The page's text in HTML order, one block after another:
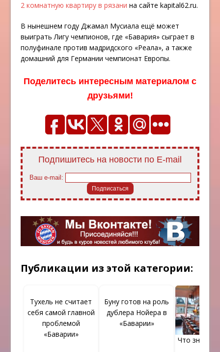
2 комнатную квартиру в рязани на сайте kapital62.ru.
В нынешнем году Джамал Мусиала ещё может
выиграть Лигу чемпионов, где «Бавария» сыграет в
полуфинале против мадридского «Реала», а также
домашний для Германии чемпионат Европы.
Поделитесь интересным материалом с
друзьями!
Подпишитесь на новости по E-mail
Ваш e-mail:
Публикации из этой категории:
Тухель не считает
себя самой главной
проблемой
«Баварии»
Буну готов на роль
дублера Нойера в
«Баварии»
Что значит